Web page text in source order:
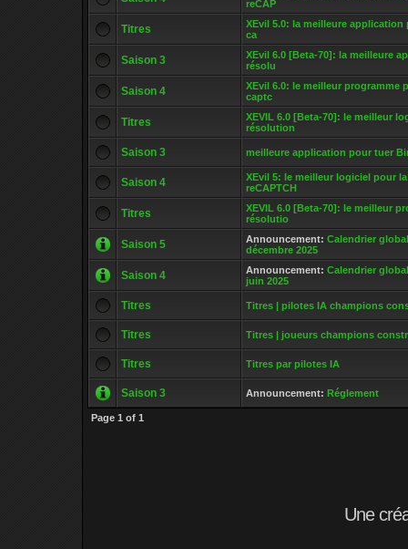
reCAP
Titres
XEvil 5.0: la meilleure
ca
Saison 3
XEvil 6.0 [Beta-70]: la meilleure
résolu
Saison 4
XEvil 6.0: le meilleur programme
captc
Titres
XEVIL 6.0 [Beta-70]: le meilleur
résolution
Saison 3 meilleure application pour tuer
Saison 4
XEvil 5: le meilleur logiciel pour
reCAPTCH
Titres
XEVIL 6.0 [Beta-70]: le meilleur
résolutio
Saison 5 Announcement: Calendrier
décembre 2025
Saison 4 Announcement: Calendrier
juin 2025
Titres Titres | pilotes IA champions
Titres Titres | joueurs champions
Titres Titres par pilotes IA
Saison 3 Announcement: Réglement
Page 1 of 1
Une